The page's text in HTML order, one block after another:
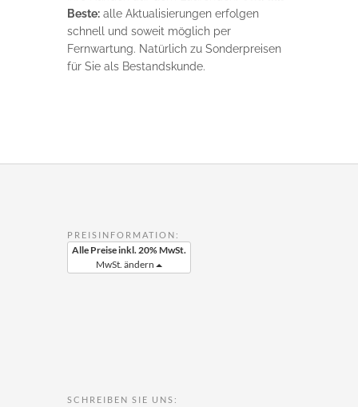
Beste: alle Aktualisierungen erfolgen
schnell und soweit möglich per
Fernwartung. Natürlich zu Sonderpreisen
für Sie als Bestandskunde.
PREISINFORMATION:
Alle Preise inkl. 20% MwSt.
MwSt. ändern
SCHREIBEN SIE UNS: